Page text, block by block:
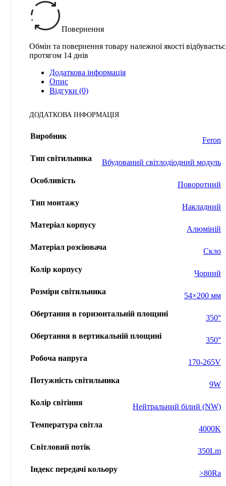
Повернення
Обмін та повернення товару належної якості
протягом 14 днів
Додаткова інформація
Опис
Відгуки (0)
ДОДАТКОВА ІНФОРМАЦІЯ
Виробник Feron
Тип світильника Вбудований світлодіодний модуль
Особливість Поворотний
Тип монтажу Накладний
Матеріал корпусу Алюміній
Матеріал розсіювача Скло
Колір корпусу Чорний
Розміри світильника 54×200 мм
Обертання в горизонтальній площині 350°
Обертання в вертикальній площині 350°
Робоча напруга 170-265V
Потужність світильника 9W
Колір світіння Нейтральний білий (NW)
Температура світла 4000K
Світловий потік 350Lm
Індекс передачі кольору >80Ra